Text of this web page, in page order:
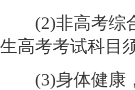
(2)非高考综合
生高考考试科目
(3)身体健康，